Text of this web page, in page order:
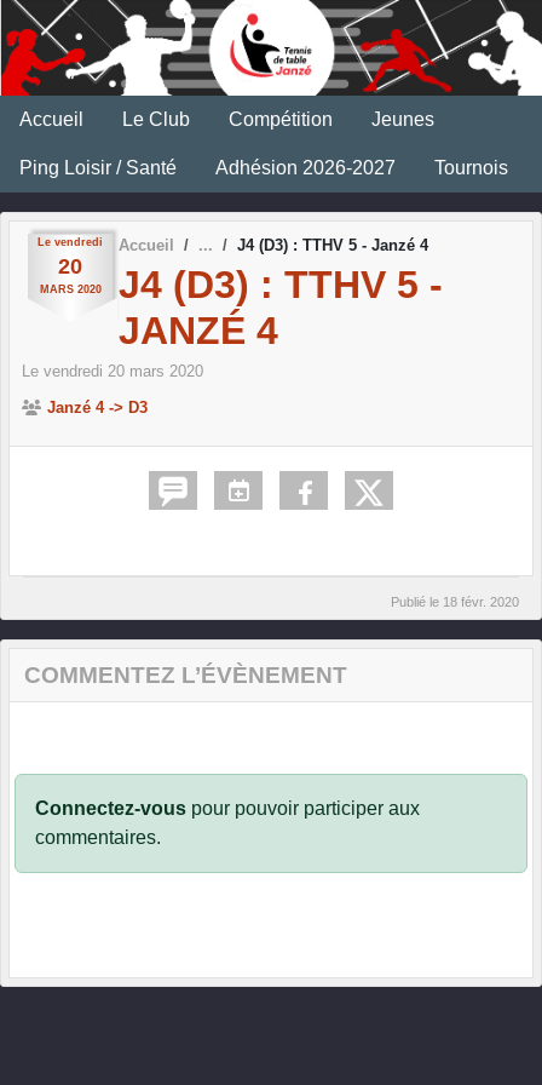
Accueil Le Club Compétition Jeunes
Ping Loisir / Santé Adhésion 2026-2027 Tournois
Le vendredi
20
MARS 2020
Accueil J4 (D3) : TTHV 5 - Janzé 4
J4 (D3) : TTHV 5 -
JANZÉ 4
Le vendredi 20 mars 2020
Janzé 4 -> D3
Publié le 18 févr. 2020
COMMENTEZ L’ÉVÈNEMENT
Connectez-vous pour pouvoir participer aux
commentaires.
Panneau de gestion des cookies